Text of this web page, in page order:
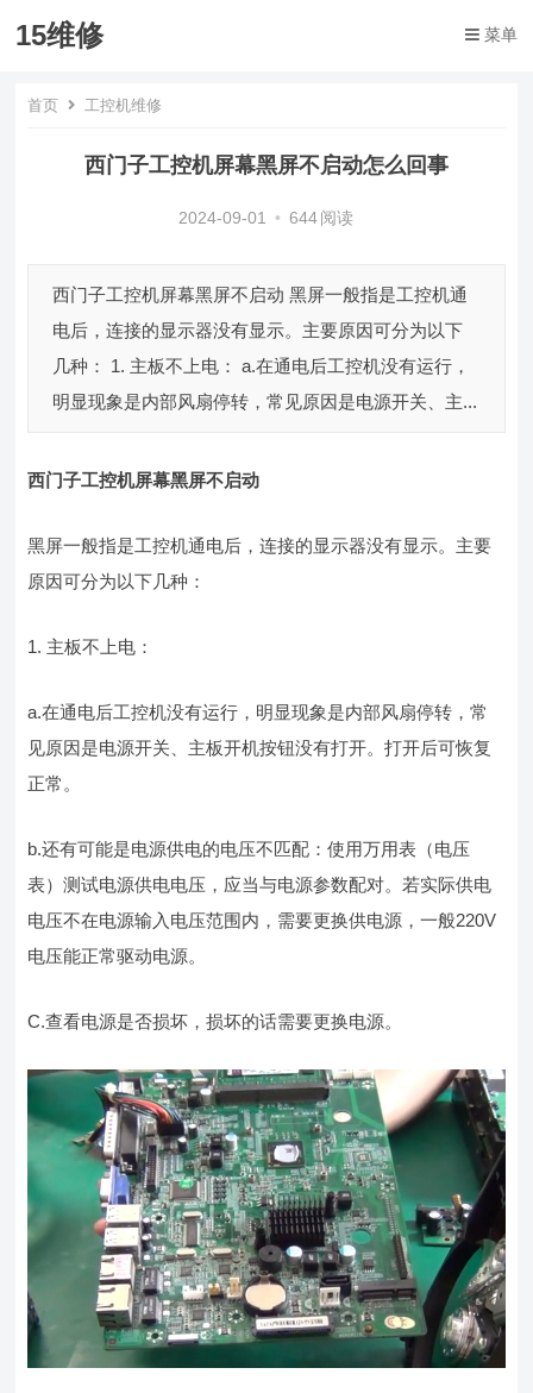
15维修 菜单
首页 工控机维修
西门子工控机屏幕黑屏不启动怎么回事
2024-09-01 • 644 阅读
西门子工控机屏幕黑屏不启动 黑屏一般指是工控机通
电后，连接的显示器没有显示。主要原因可分为以下
几种： 1. 主板不上电： a.在通电后工控机没有运行，
明显现象是内部风扇停转，常见原因是电源开关、主...
西门子工控机屏幕黑屏不启动
黑屏一般指是工控机通电后，连接的显示器没有显示。主要
原因可分为以下几种：
1. 主板不上电：
a.在通电后工控机没有运行，明显现象是内部风扇停转，常
见原因是电源开关、主板开机按钮没有打开。打开后可恢复
正常。
b.还有可能是电源供电的电压不匹配：使用万用表（电压
表）测试电源供电电压，应当与电源参数配对。若实际供电
电压不在电源输入电压范围内，需要更换供电源，一般220V
电压能正常驱动电源。
C.查看电源是否损坏，损坏的话需要更换电源。